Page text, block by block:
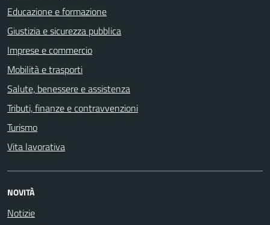
Educazione e formazione
Giustizia e sicurezza pubblica
Imprese e commercio
Mobilità e trasporti
Salute, benessere e assistenza
Tributi, finanze e contravvenzioni
Turismo
Vita lavorativa
NOVITÀ
Notizie